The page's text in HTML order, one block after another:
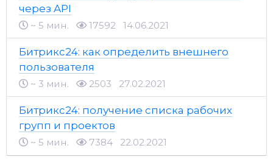
через API
~ 5 мин. 17592 14.06.2021
Битрикс24: как определить внешнего
пользователя
~ 3 мин. 2503 27.02.2021
Битрикс24: получение списка рабочих
групп и проектов
~ 5 мин. 7384 22.02.2021